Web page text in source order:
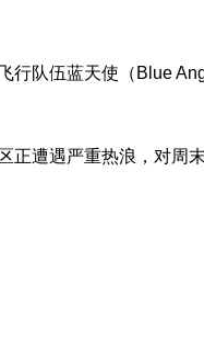
行队伍蓝天使（Blue
正遭遇严重热浪，对周